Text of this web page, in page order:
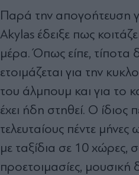
Παρά την απογοήτευση
Akylas έδειξε πως
μέρα. Όπως είπε, τίποτα
ετοιμάζεται για την
του άλμπουμ και για το
έχει ήδη στηθεί. Ο ίδιος
τελευταίους πέντε
με ταξίδια σε 10 χώρες,
προετοιμασίες, μουσική